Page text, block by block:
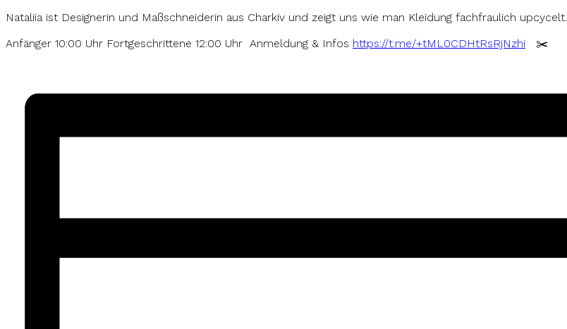
Nataliia ist Designerin und Maßschneiderin aus Charkiv und zeigt uns wie man Kleidung fachfraulich upcycelt.
Anfänger 10:00 Uhr Fortgeschrittene 12:00 Uhr Anmeldung & Infos https://t.me/+tML0CDHtRsRjNzhi ✂️